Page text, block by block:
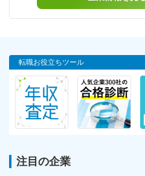
転職お役立ちツール
注目の企業